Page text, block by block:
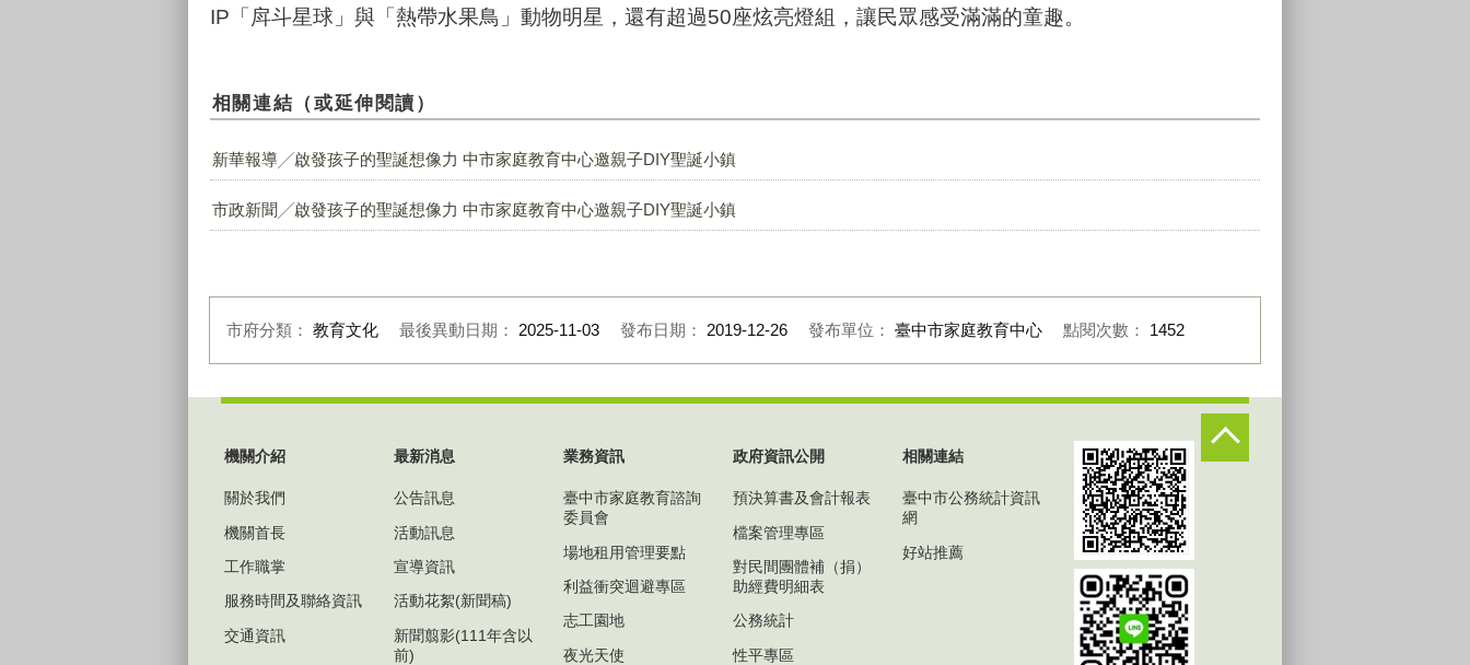
IP「戽斗星球」與「熱帶水果鳥」動物明星，還有超過50座炫亮燈組，讓民眾感受滿滿的童趣。
相關連結（或延伸閱讀）
新華報導╱啟發孩子的聖誕想像力 中市家庭教育中心邀親子DIY聖誕小鎮
市政新聞╱啟發孩子的聖誕想像力 中市家庭教育中心邀親子DIY聖誕小鎮
市府分類： 教育文化 最後異動日期： 2025-11-03 發布日期： 2019-12-26 發布單位： 臺中市家庭教育中心 點閱次數： 1452
機關介紹
關於我們
機關首長
工作職掌
服務時間及聯絡資訊
交通資訊
最新消息
公告訊息
活動訊息
宣導資訊
活動花絮(新聞稿)
新聞翦影(111年含以
前)
業務資訊
臺中市家庭教育諮詢
委員會
場地租用管理要點
利益衝突迴避專區
志工園地
夜光天使
政府資訊公開
預決算書及會計報表
檔案管理專區
對民間團體補（捐）
助經費明細表
公務統計
性平專區
相關連結
臺中市公務統計資訊
網
好站推薦